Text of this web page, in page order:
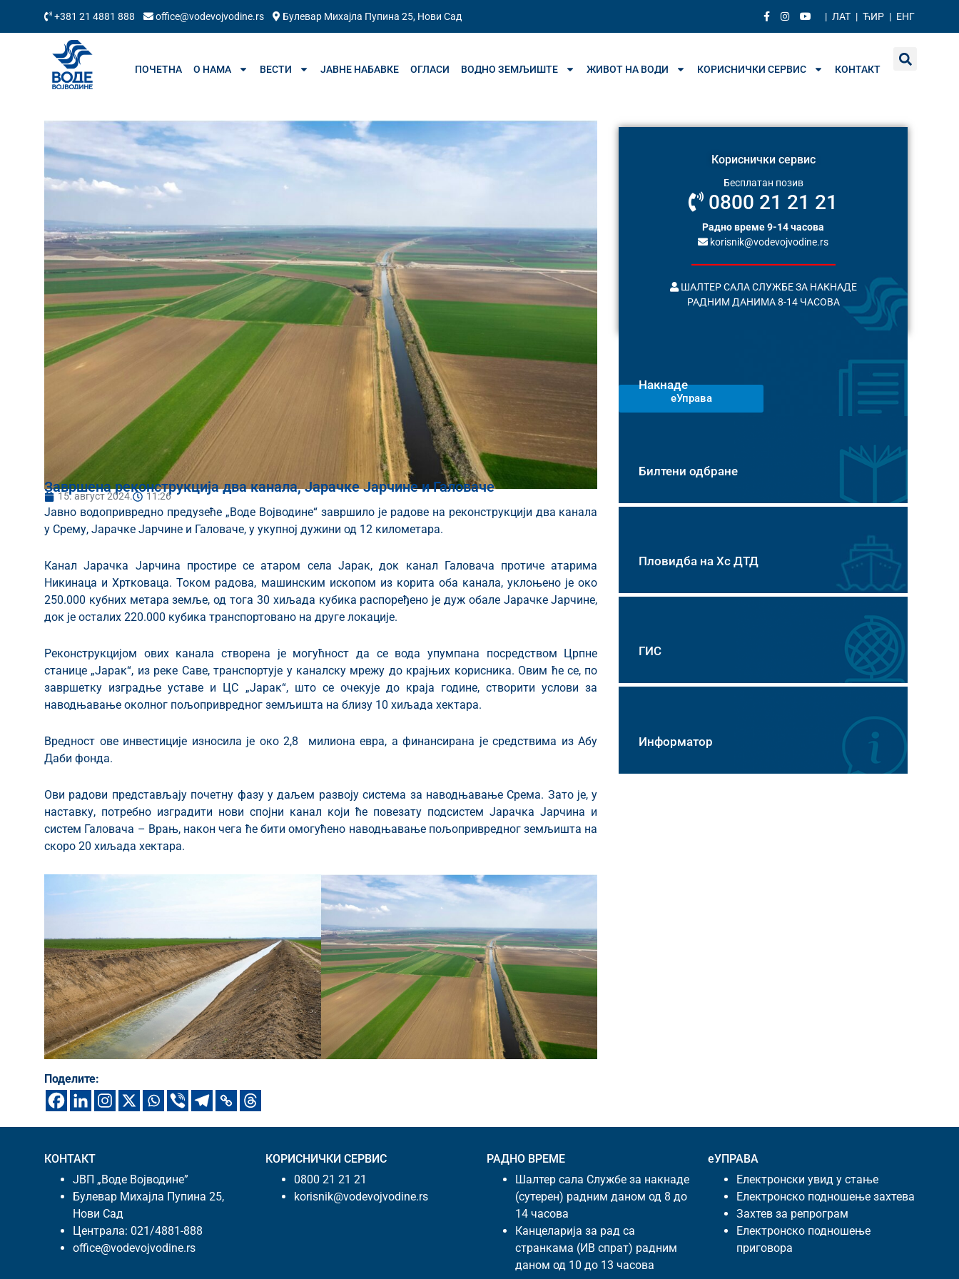
+381 21 4881 888 office@vodevojvodine.rs Булевар Михајла Пупина 25, Нови Сад | ЛАТ | ЋИР | ЕНГ
ПОЧЕТНА О НАМА ВЕСТИ ЈАВНЕ НАБАВКЕ ОГЛАСИ ВОДНО ЗЕМЉИШТЕ ЖИВОТ НА ВОДИ КОРИСНИЧКИ СЕРВИС КОНТАКТ
Завршена реконструкција два канала, Јарачке Јарчине и Галоваче
15. август 2024. 11:26
Јавно водопривредно предузеће „Воде Војводине“ завршило је радове на реконструкцији два канала
у Срему, Јарачке Јарчине и Галоваче, у укупној дужини од 12 километара.
Канал Јарачка Јарчина простире се атаром села Јарак, док канал Галовача протиче атарима
Никинаца и Хртковаца. Током радова, машинским ископом из корита оба канала, уклоњено је око
250.000 кубних метара земље, од тога 30 хиљада кубика распоређено је дуж обале Јарачке Јарчине,
док је осталих 220.000 кубика транспортовано на друге локације.
Реконструкцијом ових канала створена је могућност да се вода упумпана посредством Црпне
станице „Јарак“, из реке Саве, транспортује у каналску мрежу до крајњих корисника. Овим ће се, по
завршетку изградње уставе и ЦС „Јарак“, што се очекује до краја године, створити услови за
наводњавање околног пољопривредног земљишта на близу 10 хиљада хектара.
Вредност ове инвестиције износила је око 2,8 милиона евра, а финансирана је средствима из Абу
Даби фонда.
Ови радови представљају почетну фазу у даљем развоју система за наводњавање Срема. Зато је, у
наставку, потребно изградити нови спојни канал који ће повезату подсистем Јарачка Јарчина и
систем Галовача – Врањ, након чега ће бити омогућено наводњавање пољопривредног земљишта на
скоро 20 хиљада хектара.
Поделите:
Кориснички сервис
Бесплатан позив
0800 21 21 21
Радно време 9-14 часова
korisnik@vodevojvodine.rs
ШАЛТЕР САЛА СЛУЖБЕ ЗА НАКНАДЕ
РАДНИМ ДАНИМА 8-14 ЧАСОВА
Накнаде
еУправа
Билтени одбране
Пловидба на Хс ДТД
ГИС
Информатор
КОНТАКТ
ЈВП „Воде Војводине”
Булевар Михајла Пупина 25,
Нови Сад
Централа: 021/4881-888
office@vodevojvodine.rs
КОРИСНИЧКИ СЕРВИС
0800 21 21 21
korisnik@vodevojvodine.rs
РАДНО ВРЕМЕ
Шалтер сала Службе за накнаде
(сутерен) радним даном од 8 до
14 часова
Канцеларија за рад са
странкама (ИВ спрат) радним
даном од 10 до 13 часова
еУПРАВА
Електронски увид у стање
Електронско подношење захтева
Захтев за репрограм
Електронско подношење
приговора